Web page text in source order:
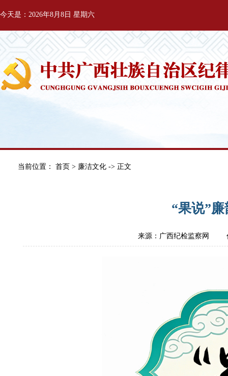
今天是：2026年8月8日 星期六
当前位置： 首页 > 廉洁文化 -> 正文
“果说”
来源：广西纪检监察网